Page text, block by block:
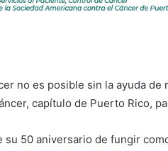
no es posible sin la ayuda de
capítulo de Puerto Rico,
su 50 aniversario de fungir